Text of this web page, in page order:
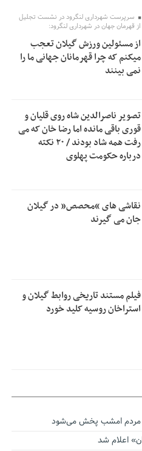
نهادهای حمایتی باید براساس
رئیسه فدراسیون فوتبال با حضور
از مراجع رسمی فاقد سندیت
ایران و عمان درباره تنگه
کشاورزان گیلان نسبت به
شهریورماه
سرپرست شهرداری لنگرود در نشست تجلیل
از قهرمان جهان در شهرداری لنگرود:
از مسئولین ورزش گیلان تعجب
میکنم که چرا قهرمانان جهانی ما را
نمی بینند
تصویر ناصرالدین شاه روی قلیان و
قوری باقی مانده اما رضا خان که می
رفت همه شاد بودند / ۲۰ نکته
درباره حکومت پهلوی
نقاشی های “محصص” در گیلان
جان می گیرند
فیلم مستند تاریخی روابط گیلان و
استراخان روسیه کلید خورد
مردم امشب پخش می‌شود
اعلام شد